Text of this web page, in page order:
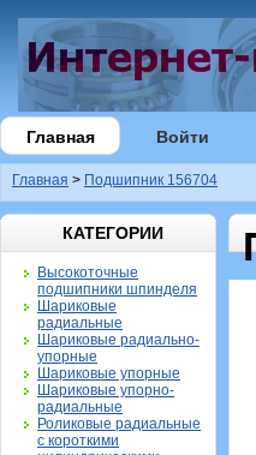
Главная Войти
Главная > Подшипник 156704
КАТЕГОРИИ
Высокоточные
подшипники шпинделя
Шариковые
радиальные
Шариковые радиально-
упорные
Шариковые упорные
Шариковые упорно-
радиальные
Роликовые радиальные
с короткими